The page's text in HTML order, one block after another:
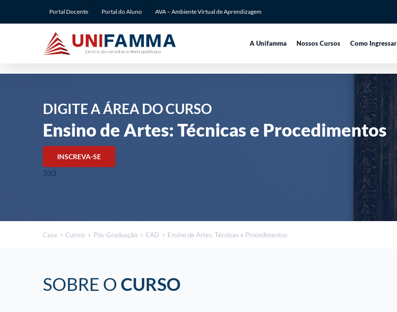
Portal Docente Portal do Aluno AVA – Ambiente Virtual de Aprendizagem
A Unifamma Nossos Cursos Como Ingressar
DIGITE A ÁREA DO CURSO
Ensino de Artes: Técnicas e Procedimentos
INSCREVA-SE
333
Casa Cursos Pós-Graduação EAD Ensino de Artes: Técnicas e Procedimentos
SOBRE O CURSO